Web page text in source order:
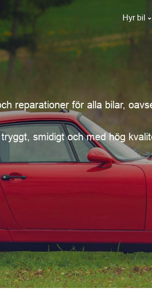
Hyr bil
reparationer för alla bilar,
smidigt och med hög